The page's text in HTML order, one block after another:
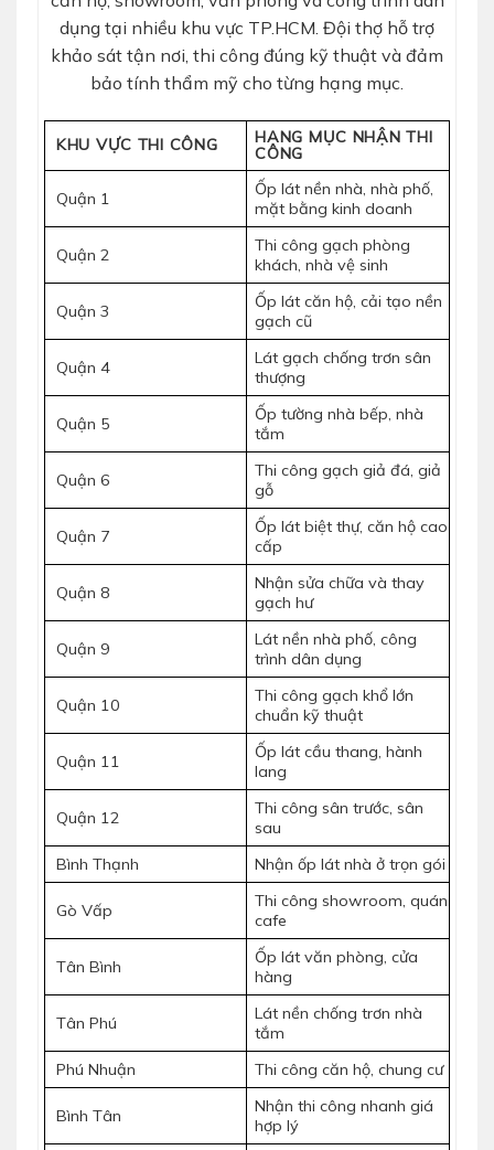
dụng tại nhiều khu vực TP.HCM. Đội thợ hỗ trợ
khảo sát tận nơi, thi công đúng kỹ thuật và đảm
bảo tính thẩm mỹ cho từng hạng mục.
KHU VỰC THI CÔNG
HẠNG MỤC NHẬN THI
CÔNG
Quận 1
Ốp lát nền nhà, nhà phố,
mặt bằng kinh doanh
Quận 2
Thi công gạch phòng
khách, nhà vệ sinh
Quận 3
Ốp lát căn hộ, cải tạo nền
gạch cũ
Quận 4
Lát gạch chống trơn sân
thượng
Quận 5
Ốp tường nhà bếp, nhà
tắm
Quận 6
Thi công gạch giả đá, giả
gỗ
Quận 7
Ốp lát biệt thự, căn hộ cao
cấp
Quận 8
Nhận sửa chữa và thay
gạch hư
Quận 9
Lát nền nhà phố, công
trình dân dụng
Quận 10
Thi công gạch khổ lớn
chuẩn kỹ thuật
Quận 11
Ốp lát cầu thang, hành
lang
Quận 12
Thi công sân trước, sân
sau
Bình Thạnh
Nhận ốp lát nhà ở trọn gói
Gò Vấp
Thi công showroom, quán
cafe
Tân Bình
Ốp lát văn phòng, cửa
hàng
Tân Phú
Lát nền chống trơn nhà
tắm
Phú Nhuận
Thi công căn hộ, chung cư
Bình Tân
Nhận thi công nhanh giá
hợp lý